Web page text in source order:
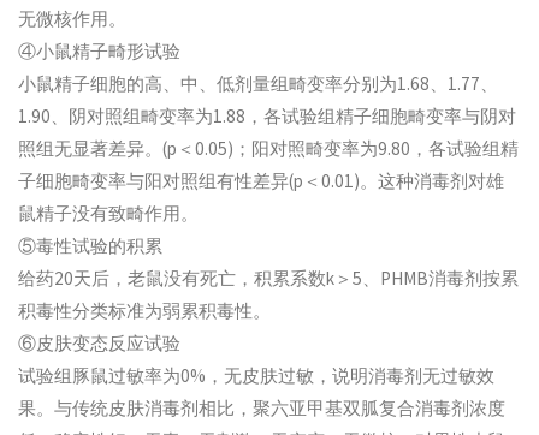
无微核作用。
④小鼠精子畸形试验
小鼠精子细胞的高、中、低剂量组畸变率分别为1.68、1.77、
1.90、阴对照组畸变率为1.88，各试验组精子细胞畸变率与阴对
照组无显著差异。(p＜0.05)；阳对照畸变率为9.80，各试验组精
子细胞畸变率与阳对照组有性差异(p＜0.01)。这种消毒剂对雄
鼠精子没有致畸作用。
⑤毒性试验的积累
给药20天后，老鼠没有死亡，积累系数k＞5、PHMB消毒剂按累
积毒性分类标准为弱累积毒性。
⑥皮肤变态反应试验
试验组豚鼠过敏率为0%，无皮肤过敏，说明消毒剂无过敏效
果。与传统皮肤消毒剂相比，聚六亚甲基双胍复合消毒剂浓度